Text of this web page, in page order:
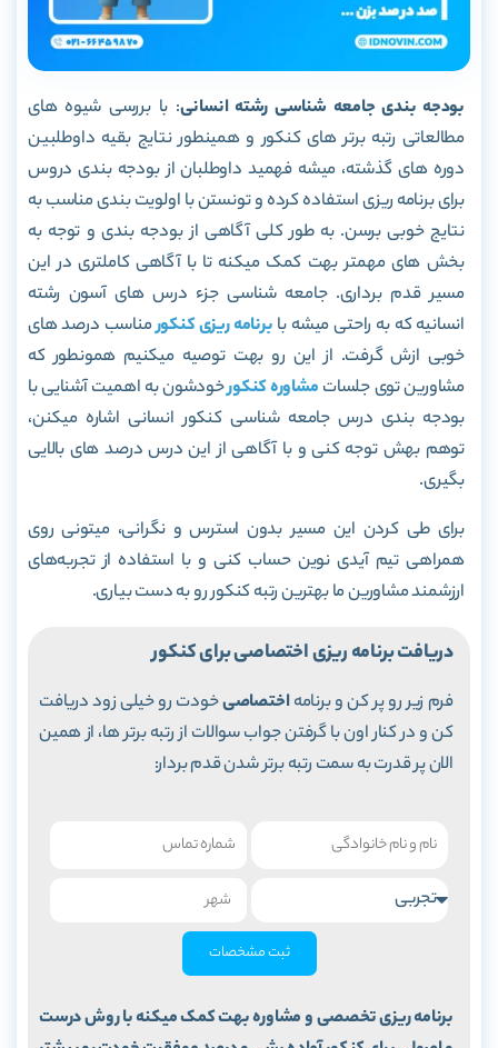
بودجه بندی جامعه شناسی رشته انسانی: با بررسی شیوه های
مطالعاتی رتبه برتر های کنکور و همینطور نتایج بقیه داوطلبین
دوره های گذشته، میشه فهمید داوطلبان از بودجه بندی دروس
برای برنامه ریزی استفاده کرده و تونستن با اولویت بندی مناسب به
نتایج خوبی برسن. به طور کلی آگاهی از بودجه بندی و توجه به
بخش های مهمتر بهت کمک میکنه تا با آگاهی کاملتری در این
مسیر قدم برداری. جامعه شناسی جزء درس های آسون رشته
انسانیه که به راحتی میشه با برنامه ریزی کنکورمناسب درصد های
خوبی ازش گرفت. از این رو بهت توصیه میکنیم همونطور که
مشاورین توی جلسات مشاوره کنکورخودشون به اهمیت آشنایی با
بودجه بندی درس جامعه شناسی کنکور انسانی اشاره میکنن،
توهم بهش توجه کنی و با آگاهی از این درس درصد های بالایی
بگیری.
برای طی کردن این مسیر بدون استرس و نگرانی، میتونی روی
همراهی تیم آیدی نوین حساب کنی و با استفاده از تجربه‌های
ارزشمند مشاورین ما بهترین رتبه کنکور رو به دست بیاری.
دریافت برنامه ریزی اختصاصی برای کنکور
فرم زیر رو پر کن و برنامهاختصاصیخودت رو خیلی زود دریافت
کن و در کنار اون با گرفتن جواب سوالات از رتبه برتر ها، از همین
الان پر قدرت به سمت رتبه برتر شدن قدم بردار:
ثبت مشخصات
برنامه ریزی تخصصی و مشاوره بهت کمک میکنه با روش درست